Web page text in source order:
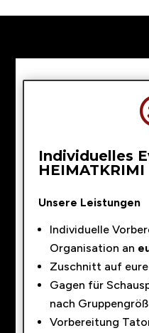
Individuelles
HEIMATKRIMI
Unsere Leistungen
Individuelle
Organisation an
Zuschnitt auf
Gagen für
nach
Vorbereitung